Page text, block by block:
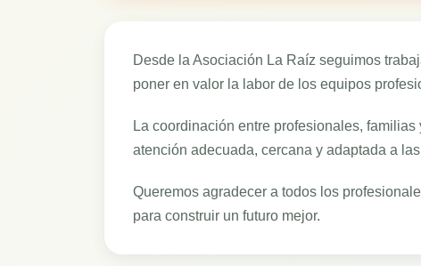
Desde la Asociación La Raíz seguimos
poner en valor la labor de los equipos
La coordinación entre profesionales,
atención adecuada, cercana y adaptada a
Queremos agradecer a todos los
para construir un futuro mejor.